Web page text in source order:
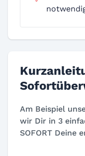
Am Beispiel
wir Dir in 3
SOFORT Deine